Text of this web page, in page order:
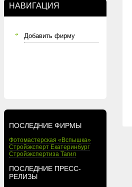
НАВИГАЦИЯ
Добавить фирму
ПОСЛЕДНИЕ ФИРМЫ
Фотомастерская «Вспышка»
Стройэксперт Екатеринбург
Стройэкспертиза Тагил
ПОСЛЕДНИЕ ПРЕСС-
РЕЛИЗЫ